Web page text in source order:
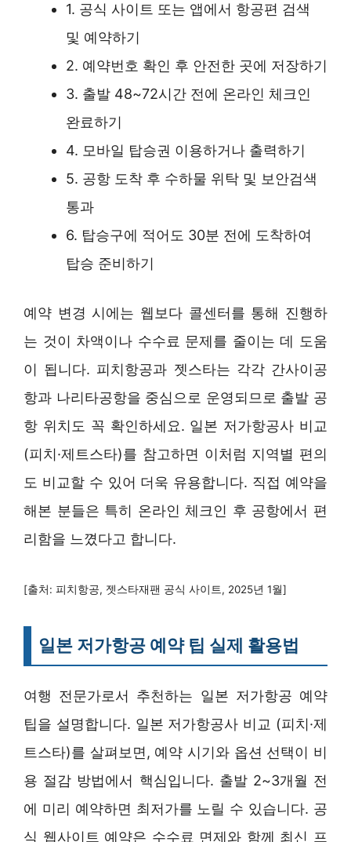
1. 공식 사이트 또는 앱에서 항공편 검색
및 예약하기
2. 예약번호 확인 후 안전한 곳에 저장하기
3. 출발 48~72시간 전에 온라인 체크인
완료하기
4. 모바일 탑승권 이용하거나 출력하기
5. 공항 도착 후 수하물 위탁 및 보안검색
통과
6. 탑승구에 적어도 30분 전에 도착하여
탑승 준비하기
예약 변경 시에는 웹보다 콜센터를 통해 진행하
는 것이 차액이나 수수료 문제를 줄이는 데 도움
이 됩니다. 피치항공과 젯스타는 각각 간사이공
항과 나리타공항을 중심으로 운영되므로 출발 공
항 위치도 꼭 확인하세요. 일본 저가항공사 비교
(피치·제트스타)를 참고하면 이처럼 지역별 편의
도 비교할 수 있어 더욱 유용합니다. 직접 예약을
해본 분들은 특히 온라인 체크인 후 공항에서 편
리함을 느꼈다고 합니다.
[출처: 피치항공, 젯스타재팬 공식 사이트, 2025년 1월]
일본 저가항공 예약 팁 실제 활용법
여행 전문가로서 추천하는 일본 저가항공 예약
팁을 설명합니다. 일본 저가항공사 비교 (피치·제
트스타)를 살펴보면, 예약 시기와 옵션 선택이 비
용 절감 방법에서 핵심입니다. 출발 2~3개월 전
에 미리 예약하면 최저가를 노릴 수 있습니다. 공
식 웹사이트 예약은 수수료 면제와 함께 최신 프